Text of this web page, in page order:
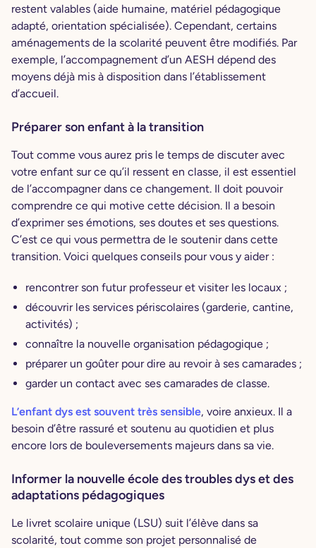
restent valables (aide humaine, matériel pédagogique
adapté, orientation spécialisée). Cependant, certains
aménagements de la scolarité peuvent être modifiés. Par
exemple, l’accompagnement d’un AESH dépend des
moyens déjà mis à disposition dans l’établissement
d’accueil.
Préparer son enfant à la transition
Tout comme vous aurez pris le temps de discuter avec
votre enfant sur ce qu’il ressent en classe, il est essentiel
de l’accompagner dans ce changement. Il doit pouvoir
comprendre ce qui motive cette décision. Il a besoin
d’exprimer ses émotions, ses doutes et ses questions.
C’est ce qui vous permettra de le soutenir dans cette
transition. Voici quelques conseils pour vous y aider :
rencontrer son futur professeur et visiter les locaux ;
découvrir les services périscolaires (garderie, cantine,
activités) ;
connaître la nouvelle organisation pédagogique ;
préparer un goûter pour dire au revoir à ses camarades ;
garder un contact avec ses camarades de classe.
L’enfant dys est souvent très sensible, voire anxieux. Il a
besoin d’être rassuré et soutenu au quotidien et plus
encore lors de bouleversements majeurs dans sa vie.
Informer la nouvelle école des troubles dys et des
adaptations pédagogiques
Le livret scolaire unique (LSU) suit l’élève dans sa
scolarité, tout comme son projet personnalisé de